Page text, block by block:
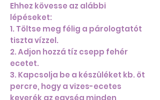
Ehhez kövesse az alábbi
lépéseket:
1. Töltse meg félig a párologtatót
tiszta vízzel.
2. Adjon hozzá tíz csepp fehér
ecetet.
3. Kapcsolja be a készüléket kb. öt
percre, hogy a vizes-ecetes
keverék az egység minden